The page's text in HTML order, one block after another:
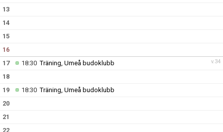
13
14
15
16
v.34
17 18:30Träning, Umeå budoklubb
18
19
18:30Träning, Umeå budoklubb
20
21
22